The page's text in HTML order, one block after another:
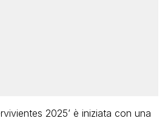
2025’ è iniziata con una